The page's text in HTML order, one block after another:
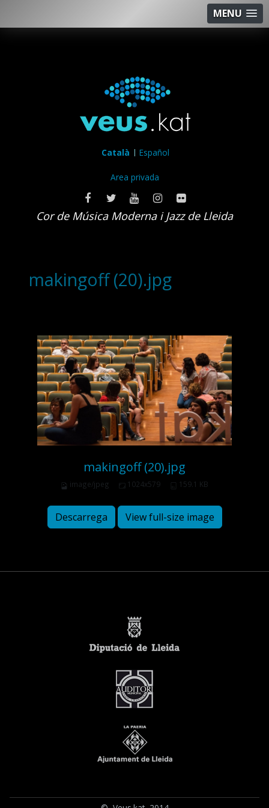
MENU
Català Español
Area privada
Cor de Música Moderna i Jazz de Lleida
makingoff (20).jpg
makingoff (20).jpg
image/jpeg 1024x579 159.1 KB
Descarrega View full-size image